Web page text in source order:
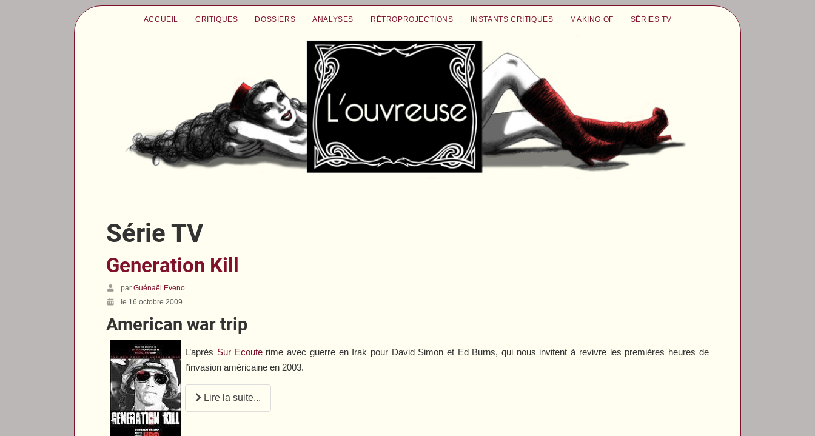
ACCUEIL CRITIQUES DOSSIERS ANALYSES RÉTROPROJECTIONS INSTANTS CRITIQUES MAKING OF SÉRIES TV
Série TV
Generation Kill
parGuénaël Eveno
le 16 octobre 2009
American war trip
L’après Sur Ecouterime avec guerre en Irak pour David Simon et Ed Burns, qui nous invitent à revivre les premières heures de
l’invasion américaine en 2003.
Lire la suite...